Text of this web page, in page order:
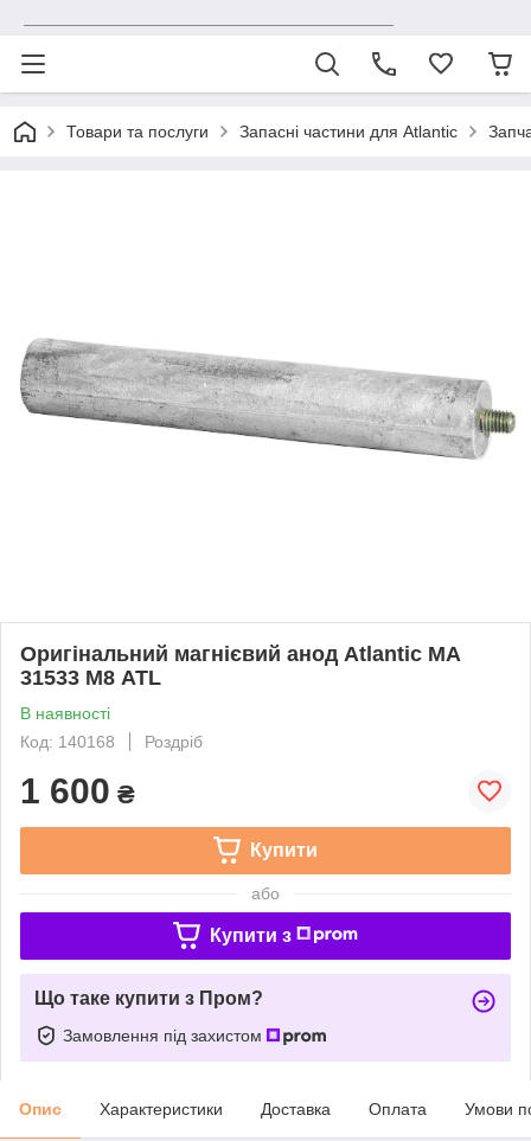
Товари та послуги Запасні частини для Atlantic
Оригінальний магнієвий анод Atlantic МА
31533 М8 ATL
В наявності
Код: 140168
Роздріб
1 600 ₴
Купити
або
Купити з
Що таке купити з Пром?
Замовлення під захистом
Опис Характеристики Доставка Оплата Умови